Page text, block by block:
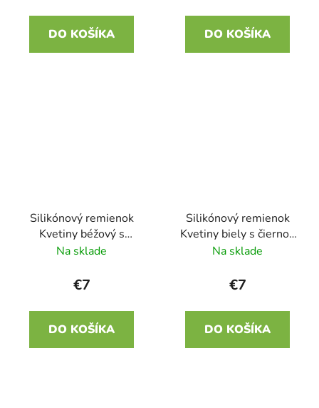
DO KOŠÍKA DO KOŠÍKA
Silikónový remienok
Kvetiny béžový s
ružovou 22mm
Na sklade
€7
DO KOŠÍKA
Silikónový remienok
Kvetiny biely s čiernou
22mm
Na sklade
€7
DO KOŠÍKA